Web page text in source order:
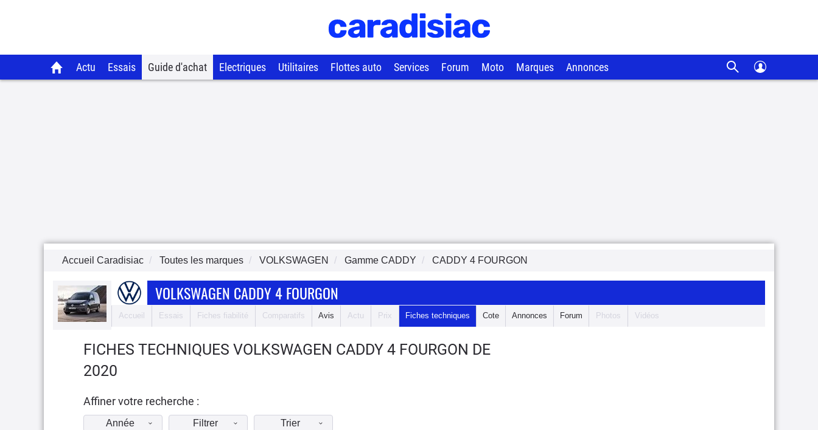
Actu Essais Guide d'achat Electriques Utilitaires Flottes auto Services Forum Moto Marques Annonces
Accueil Caradisiac Toutes les marques VOLKSWAGEN Gamme CADDY CADDY 4 FOURGON
VOLKSWAGEN CADDY 4 FOURGON
Accueil Essais Fiches fiabilité Comparatifs Avis Actu Prix Fiches techniques Cote Annonces Forum Photos Vidéos
FICHES TECHNIQUES VOLKSWAGEN CADDY 4 FOURGON DE
2020
Affiner votre recherche :
Année Filtrer Trier